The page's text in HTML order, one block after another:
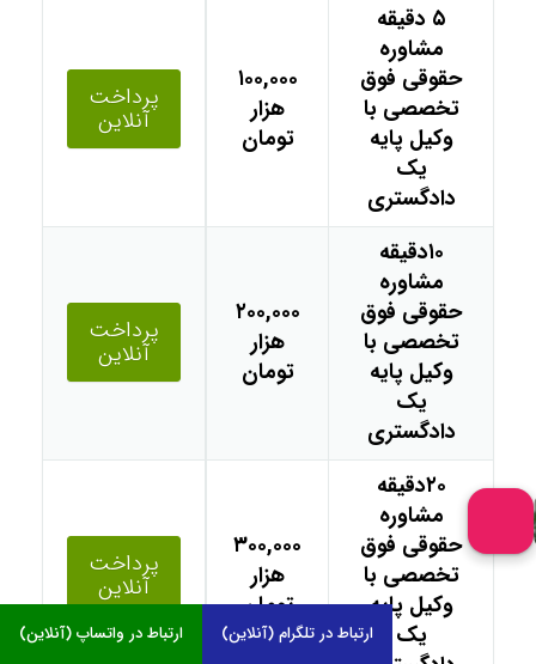
۵ دقیقه
مشاوره
حقوقی فوق
تخصصی با
وکیل پایه
یک
دادگستری
۱۰۰,۰۰۰
هزار
تومان
پرداخت
آنلاین
۱۰دقیقه
مشاوره
حقوقی فوق
تخصصی با
وکیل پایه
یک
دادگستری
۲۰۰,۰۰۰
هزار
تومان
پرداخت
آنلاین
۲۰دقیقه
مشاوره
حقوقی فوق
تخصصی با
وکیل پایه
یک
۳۰۰,۰۰۰
هزار
تومان
پرداخت
آنلاین
ارتباط در واتساپ (آنلاین) ارتباط در تلگرام (آنلاین)